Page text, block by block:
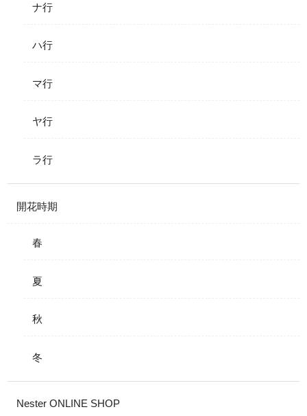
ナ行
ハ行
マ行
ヤ行
ラ行
開花時期
春
夏
秋
冬
Nester ONLINE SHOP